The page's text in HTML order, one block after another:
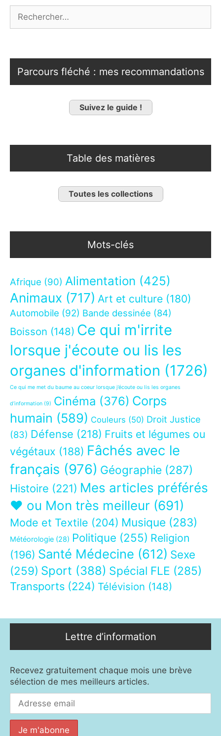
Parcours fléché : mes recommandations
Suivez le guide !
Table des matières
Toutes les collections
Mots-clés
Afrique (90) Alimentation (425)
Animaux (717) Art et culture (180)
Automobile (92) Bande dessinée (84)
Boisson (148) Ce qui m'irrite
lorsque j'écoute ou lis les
organes d'information (1726)
Ce qui me met du baume au coeur lorsque j’écoute ou lis les organes
d’information (9) Cinéma (376) Corps
humain (589) Couleurs (50) Droit Justice
(83) Défense (218) Fruits et légumes ou
végétaux (188) Fâchés avec le
français (976) Géographie (287)
Histoire (221) Mes articles préférés
❤ ou Mon très meilleur (691)
Mode et Textile (204) Musique (283)
Météorologie (28) Politique (255) Religion
(196) Santé Médecine (612) Sexe
(259) Sport (388) Spécial FLE (285)
Transports (224) Télévision (148)
Lettre d’information
Recevez gratuitement chaque mois une brève
sélection de mes meilleurs articles.